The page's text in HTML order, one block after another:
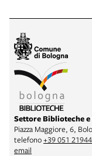
Settore Biblioteche
Piazza Maggiore, 6,
telefono+39 051
email